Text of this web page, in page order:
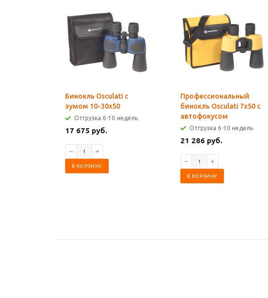
Бинокль Osculati с
зумом 10-30x50
Отгрузка 6-10 недель
17 675 руб.
В КОРЗИНУ
Профессиональный
бинокль Osculati 7x50 с
автофокусом
Отгрузка 6-10 недель
21 286 руб.
В КОРЗИНУ